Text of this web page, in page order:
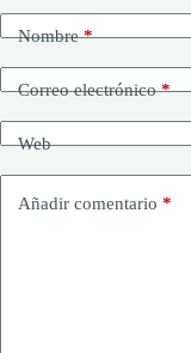
Nombre*
Correo electrónico*
Web
Añadir comentario *